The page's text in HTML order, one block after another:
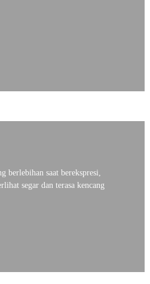
berlebihan saat berekspresi,
segar dan terasa kencang